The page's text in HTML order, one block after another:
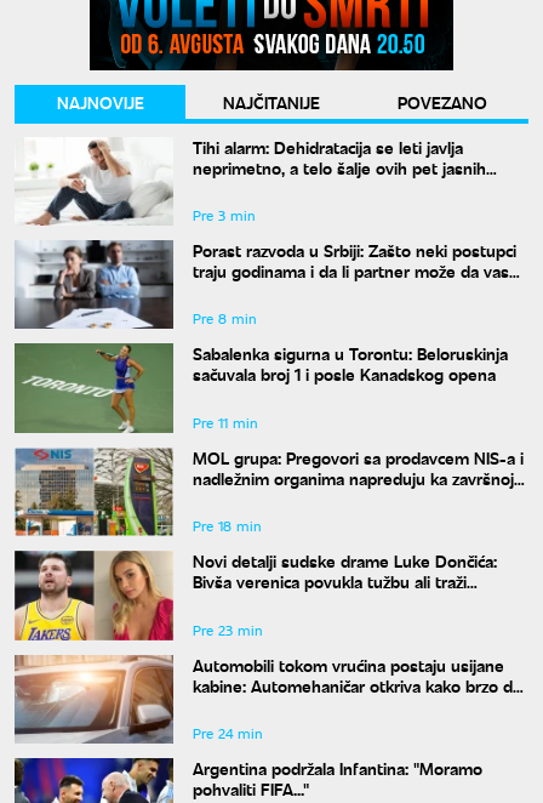
NAJNOVIJE NAJČITANIJE
POVEZANO
Tihi alarm: Dehidratacija se leti javlja
neprimetno, a telo šalje ovih pet jasnih
Pre 3 min
Porast razvoda u Srbiji: Zašto neki postupci
traju godinama i da li partner može da vas
Pre 8 min
Sabalenka sigurna u Torontu: Beloruskinja
sačuvala broj 1 i posle Kanadskog opena
Pre 11 min
MOL grupa: Pregovori sa prodavcem NIS-a i
nadležnim organima napreduju ka završnoj
Pre 18 min
Novi detalji sudske drame Luke Dončića:
Bivša verenica povukla tužbu ali traži
Pre 23 min
Automobili tokom vrućina postaju usijane
kabine: Automehaničar otkriva kako brzo da
Pre 24 min
Argentina podržala Infantina: "Moramo
pohvaliti FIFA..."